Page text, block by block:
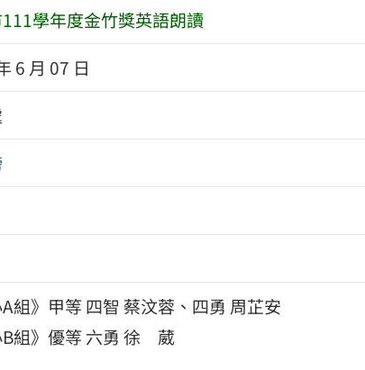
學年度金竹獎英語朗讀
6 月 07 日
A組》甲等 四智 蔡汶蓉、四勇 周芷安
B組》優等 六勇 徐 葳